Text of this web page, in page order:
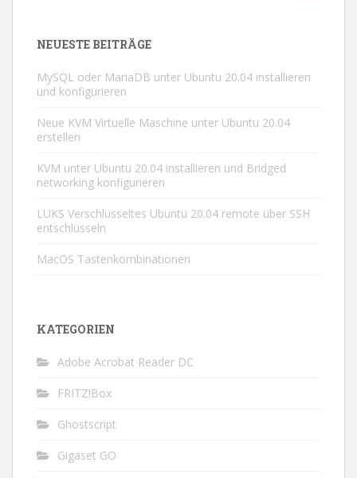
NEUESTE BEITRÄGE
MySQL oder MariaDB unter Ubuntu 20.04 installieren
und konfigurieren
Neue KVM Virtuelle Maschine unter Ubuntu 20.04
erstellen
KVM unter Ubuntu 20.04 installieren und Bridged
networking konfigurieren
LUKS Verschlüsseltes Ubuntu 20.04 remote über SSH
entschlüsseln
MacOS Tastenkombinationen
KATEGORIEN
Adobe Acrobat Reader DC
FRITZ!Box
Ghostscript
Gigaset GO